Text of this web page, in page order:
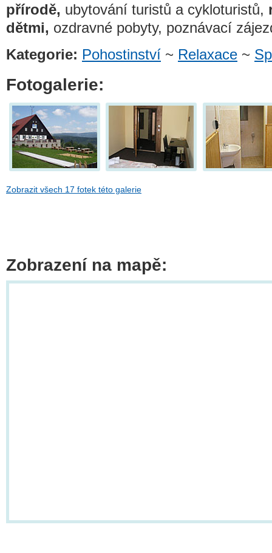
přírodě, ubytování turistů a cykloturistů,
dětmi, ozdravné pobyty, poznávací
Kategorie: Pohostinství ~ Relaxace ~
Fotogalerie:
Zobrazit všech 17 fotek této galerie
Zobrazení na mapě: